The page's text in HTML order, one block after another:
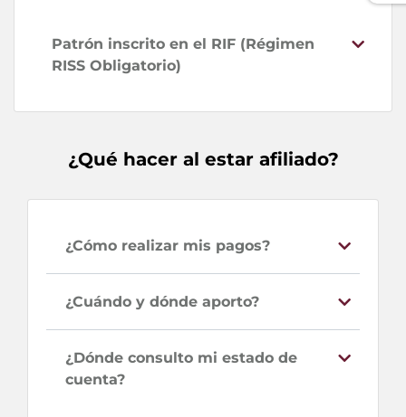
Patrón inscrito en el RIF (Régimen
RISS Obligatorio)
¿Qué hacer al estar afiliado?
¿Cómo realizar mis pagos?
¿Cuándo y dónde aporto?
¿Dónde consulto mi estado de
cuenta?